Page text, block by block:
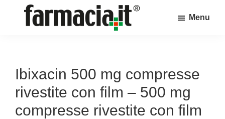
sul
mondo
della
farmacia
Menu
Ibixacin 500 mg compresse
rivestite con film – 500 mg
compresse rivestite con film